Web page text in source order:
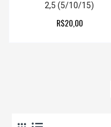
2,5 (5/10/15)
R$20,00